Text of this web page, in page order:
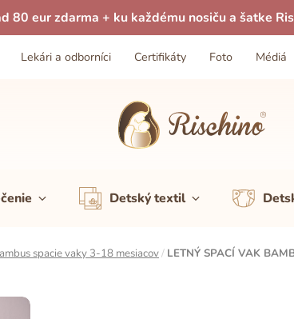
80 eur zdarma + ku každému nosiču a šatke
Lekári a odborníci Certifikáty Foto Médiá
Detský textil
spacie vaky 3-18 mesiacov/ LETNÝ SPACÍ VAK